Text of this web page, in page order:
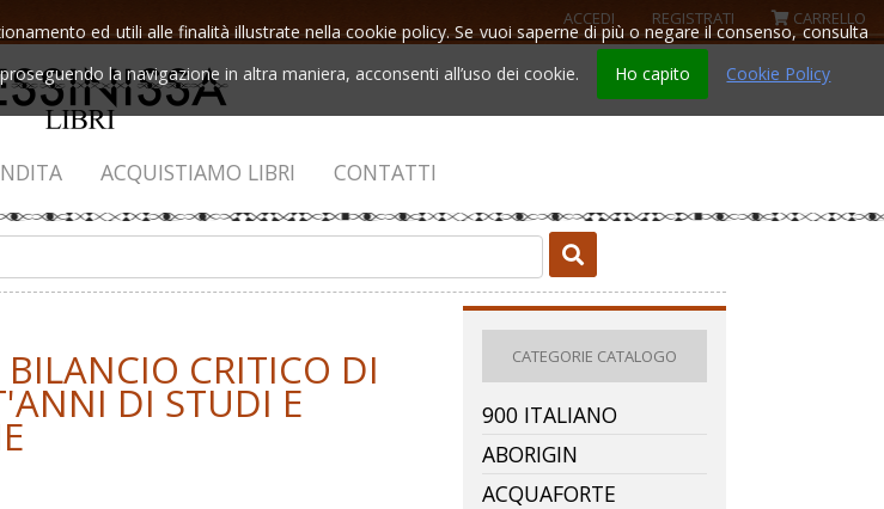
ed utili alle finalità illustrate nella cookie policy. Se vuoi saperne di più o negare il consenso, consulta
la navigazione in altra maniera, acconsenti all’uso dei cookie.
Ho capito Cookie Policy
ACCEDI REGISTRATI CARRELLO
ACQUISTIAMO LIBRI CONTATTI
CRITICO DI
DI STUDI E
CATEGORIE CATALOGO
900 ITALIANO
ABORIGIN
ACQUAFORTE